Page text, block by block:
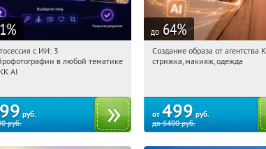
%
20:22:31с ИИ: 3
в любой тематике
AI
руб.
руб.
до 64%
20:22:31
Создание образа от агентства
стрижка, макияж, одежда
от 499 руб.
до6400руб.